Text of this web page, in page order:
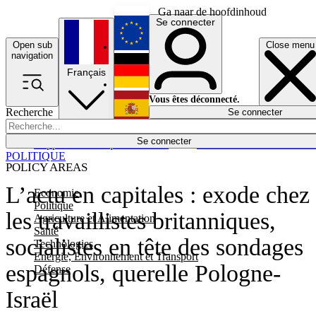
Ga naar de hoofdinhoud
Open sub
navigation
Close menu
Recherche
Se connecter
POLICY AREAS
Economie
Politique
Agriculture et Alimentation
Santé
Technologies
Energie, Environnement et Transport
Défense
Économie
Français
English
Deutsch
Español
Se connecter
Vous êtes déconnecté.
Se connecter
L’actu en capitales : exode chez
les travaillistes britanniques,
socialistes en tête des sondages
espagnols, querelle Pologne-
Israël
POLITIQUE